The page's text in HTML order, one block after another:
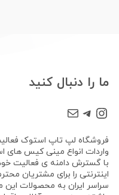
ما را دنبال کنید
Instagram
Telegram
Mail
واردات انواع مینی کیس های
با گسترش دامنه ی فعالیت
اینترنتی را برای مشتریان
سراسر ایران به محصولات